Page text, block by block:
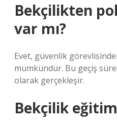
Bekçilikten
var mı?
Evet, güvenlik
mümkündür. Bu geçiş
olarak gerçekleşir.
Bekçilik